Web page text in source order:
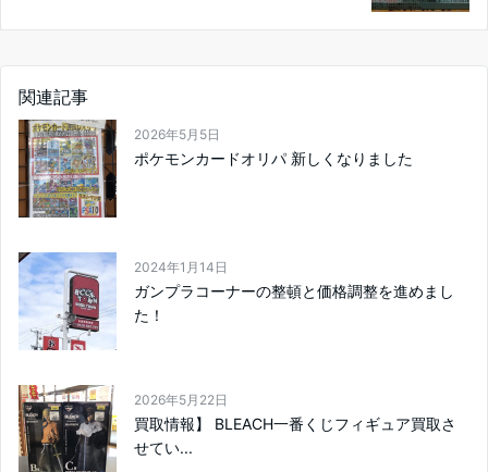
関連記事
2026年5月5日
ポケモンカードオリパ 新しくなりました
2024年1月14日
ガンプラコーナーの整頓と価格調整を進めまし
た！
2026年5月22日
買取情報】 BLEACH一番くじフィギュア買取さ
せてい...